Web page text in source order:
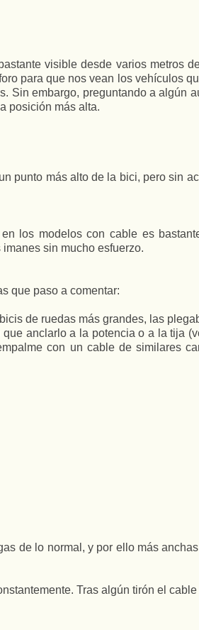
visible desde varios metros
para que nos vean los vehículos
embargo, preguntando a algún
posición más alta.
punto más alto de la bici, pero sin
los modelos con cable es
sin mucho esfuerzo.
que paso a comentar:
de ruedas más grandes, las
anclarlo a la potencia o a la tija
con un cable de similares
de lo normal, y por ello más
Tras algún tirón el